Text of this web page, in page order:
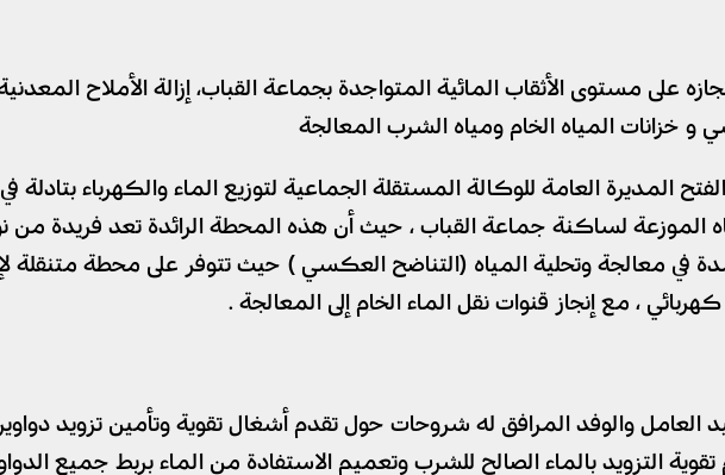
على مستوى الأثقاب المائية المتواجدة بجماعة القباب، إزالة الأملاح
خزانات المياه الخام ومياه الشرب المعالجة
المديرة العامة للوكالة المستقلة الجماعية لتوزيع الماء والكهرباء
، مع إنجاز قنوات نقل الماء الخام إلى المعالجة .
العامل والوفد المرافق له شروحات حول تقدم أشغال تقوية وتأمين تزويد
التزويد بالماء الصالح للشرب وتعميم الاستفادة من الماء بربط جميع